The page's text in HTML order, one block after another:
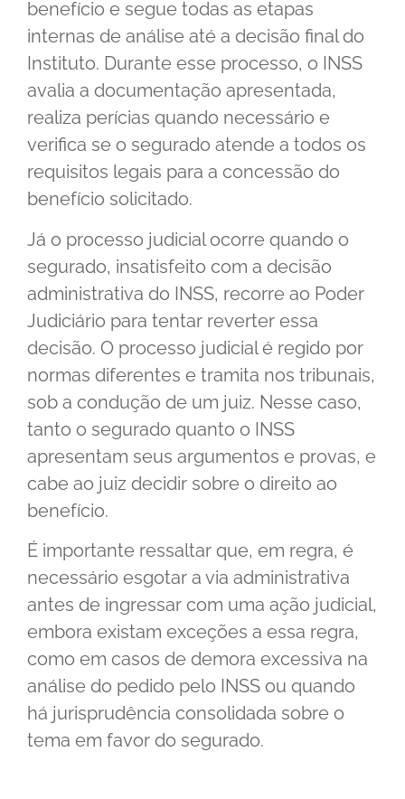
benefício e segue todas as etapas
internas de análise até a decisão final do
Instituto. Durante esse processo, o INSS
avalia a documentação apresentada,
realiza perícias quando necessário e
verifica se o segurado atende a todos os
requisitos legais para a concessão do
benefício solicitado.
Já o processo judicial ocorre quando o
segurado, insatisfeito com a decisão
administrativa do INSS, recorre ao Poder
Judiciário para tentar reverter essa
decisão. O processo judicial é regido por
normas diferentes e tramita nos tribunais,
sob a condução de um juiz. Nesse caso,
tanto o segurado quanto o INSS
apresentam seus argumentos e provas, e
cabe ao juiz decidir sobre o direito ao
benefício.
É importante ressaltar que, em regra, é
necessário esgotar a via administrativa
antes de ingressar com uma ação judicial,
embora existam exceções a essa regra,
como em casos de demora excessiva na
análise do pedido pelo INSS ou quando
há jurisprudência consolidada sobre o
tema em favor do segurado.